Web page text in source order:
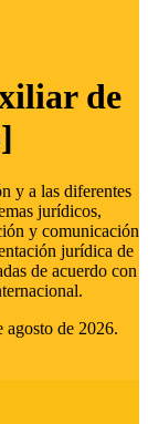
de
y a las diferentes
jurídicos,
y comunicación
jurídica de
de acuerdo con
agosto de 2026.